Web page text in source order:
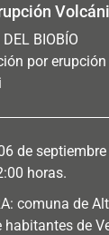
DEL BIOBÍO
por
de
horas.
comuna de
habitantes de